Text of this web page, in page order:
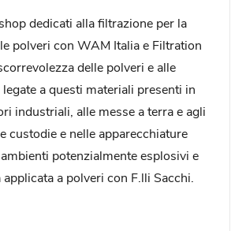
dedicati alla filtrazione per la
polveri con WAM Italia e Filtration
delle polveri e alle
a questi materiali presenti in
industriali, alle messe a terra e agli
custodie e nelle apparecchiature
potenzialmente esplosivi e
a polveri con F.lli Sacchi.